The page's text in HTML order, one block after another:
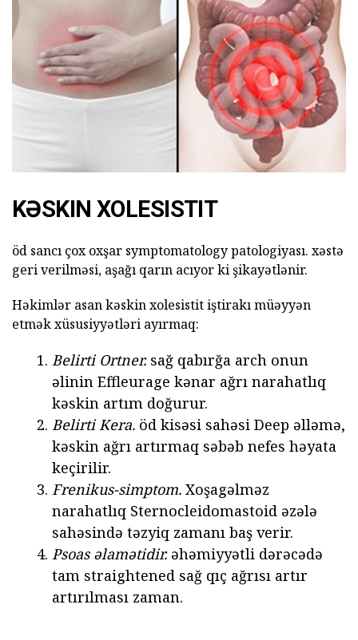
KƏSKIN XOLESISTIT
öd sancı çox oxşar symptomatology patologiyası. xəstə
geri verilməsi, aşağı qarın acıyor ki şikayətlənir.
Həkimlər asan kəskin xolesistit iştirakı müəyyən
etmək xüsusiyyətləri ayırmaq:
Belirti Ortner.sağ qabırğa arch onun
əlinin Effleurage kənar ağrı narahatlıq
kəskin artım doğurur.
Belirti Kera. öd kisəsi sahəsi Deep əlləmə,
kəskin ağrı artırmaq səbəb nefes həyata
keçirilir.
Frenikus-simptom. Xoşagəlməz
narahatlıq Sternocleidomastoid əzələ
sahəsində təzyiq zamanı baş verir.
Psoas əlamətidir.əhəmiyyətli dərəcədə
tam straightened sağ qıç ağrısı artır
artırılması zaman.